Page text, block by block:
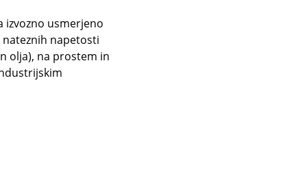
izvozno usmerjeno
napetosti
olja), na prostem in